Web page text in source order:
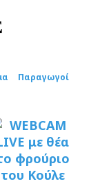
Παραγωγοί